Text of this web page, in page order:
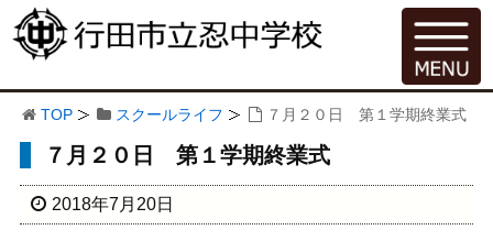
TOP スクールライフ ７月２０日 第１学期終業式
７月２０日 第１学期終業式
2018年7月20日